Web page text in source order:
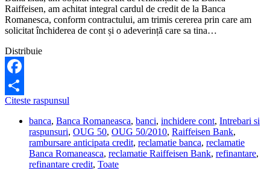
Raiffeisen, am achitat integral cardul de credit de la Banca
Romanesca, conform contractului, am trimis cererea prin care am
solicitat închiderea de cont și o adeverință care sa tina…
Distribuie
Facebook
Share
Citeste raspunsul
sa-
mi
anuleze
refinantarea
daca
banca, Banca Romaneasca, banci, inchidere cont, Intrebari si
raspunsuri, OUG 50, OUG 50/2010, Raiffeisen Bank,
rambursare anticipata credit, reclamatie banca, reclamatie
Banca Romaneasca, reclamatie Raiffeisen Bank, refinantare,
refinantare credit, Toate